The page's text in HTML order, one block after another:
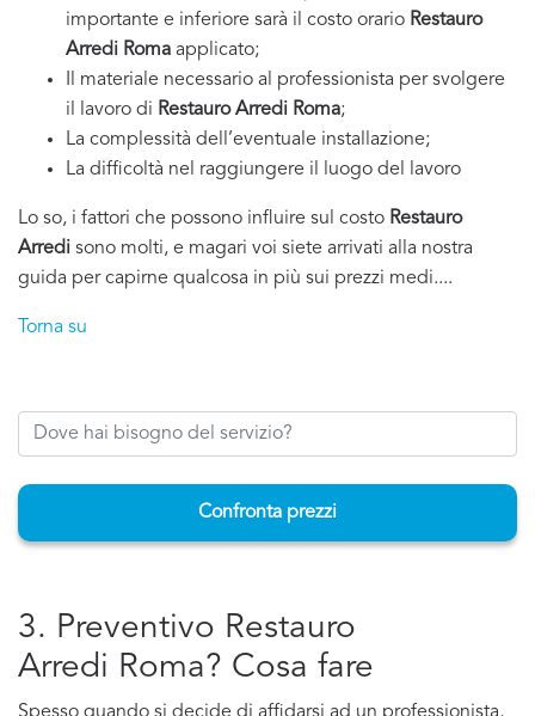
importante e inferiore sarà il costo orario Restauro
Arredi Roma applicato;
Il materiale necessario al professionista per svolgere
il lavoro di Restauro Arredi Roma;
La complessità dell’eventuale installazione;
La difficoltà nel raggiungere il luogo del lavoro
Lo so, i fattori che possono influire sul costo Restauro
Arredi sono molti, e magari voi siete arrivati alla nostra
guida per capirne qualcosa in più sui prezzi medi....
Torna su
Confronta prezzi
3. Preventivo Restauro
Arredi Roma? Cosa fare